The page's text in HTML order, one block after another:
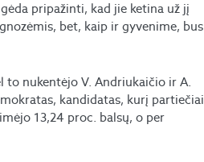
pripažinti, kad jie ketina už jį
bet, kaip ir gyvenime, bus
to nukentėjo V. Andriukaičio ir A.
kandidatas, kurį partiečiai
13,24 proc. balsų, o per